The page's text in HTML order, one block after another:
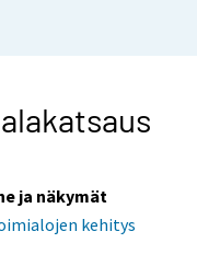
ja näkymät
kehitys